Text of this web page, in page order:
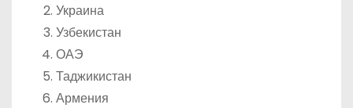
Украина
Узбекистан
ОАЭ
Таджикистан
Армения